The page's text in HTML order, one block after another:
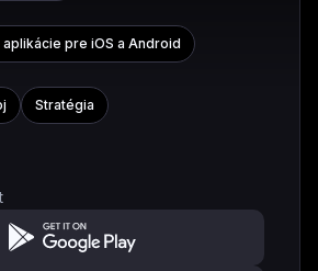
pre iOS a Android
Stratégia